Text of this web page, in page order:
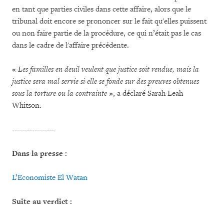
en tant que parties civiles dans cette affaire, alors que le
tribunal doit encore se prononcer sur le fait qu'elles puissent
ou non faire partie de la procédure, ce qui n’était pas le cas
dans le cadre de l'affaire précédente.
« Les familles en deuil veulent que justice soit rendue, mais la
justice sera mal servie si elle se fonde sur des preuves obtenues
sous la torture ou la contrainte », a déclaré Sarah Leah
Whitson.
-----------------
Dans la presse :
L’Economiste El Watan
Suite au verdict :